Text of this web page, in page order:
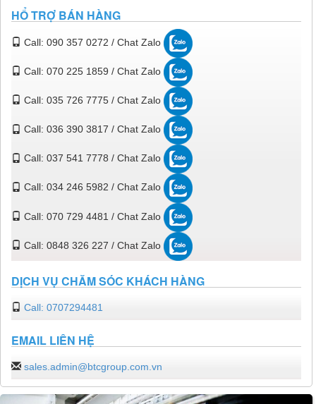
HỔ TRỢ BÁN HÀNG
Call: 090 357 0272 / Chat Zalo
Call: 070 225 1859 / Chat Zalo
Call: 035 726 7775 / Chat Zalo
Call: 036 390 3817 / Chat Zalo
Call: 037 541 7778 / Chat Zalo
Call: 034 246 5982 / Chat Zalo
Call: 070 729 4481 / Chat Zalo
Call: 0848 326 227 / Chat Zalo
DỊCH VỤ CHĂM SÓC KHÁCH HÀNG
Call: 0707294481
EMAIL LIÊN HỆ
sales.admin@btcgroup.com.vn